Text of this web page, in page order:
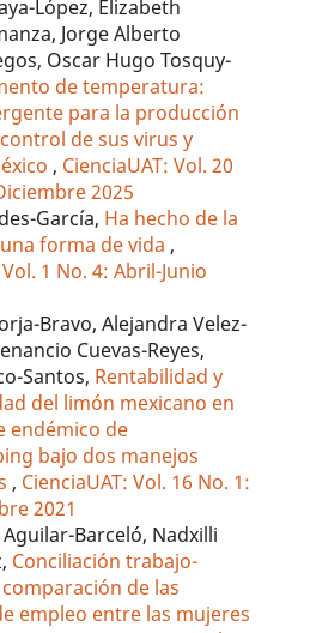
López, Elizabeth
Jorge Alberto
Oscar Hugo Tosquy-
de temperatura:
para la producción
de sus virus y
, CienciaUAT: Vol. 20
2025
García, Ha hecho de la
forma de vida ,
1 No. 4: Abril-Junio
Bravo, Alejandra Velez-
Cuevas-Reyes,
Santos, Rentabilidad y
del limón mexicano en
endémico de
bajo dos manejos
, CienciaUAT: Vol. 16 No. 1:
2021
Aguilar-Barceló, Nadxilli
Conciliación trabajo-
de las
empleo entre las mujeres